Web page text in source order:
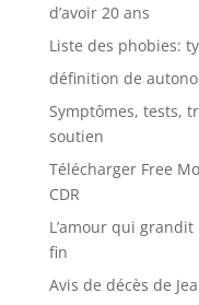
d’avoir 20 ans
Liste des phobies:
définition de
Symptômes, tests,
soutien
Télécharger Free
CDR
L’amour qui
fin
Avis de décès de